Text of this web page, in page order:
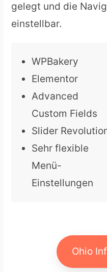
gelegt und die
einstellbar.
WPBakery
Elementor
Advanced
Custom Fields
Slider
Sehr flexible
Menü-
Einstellungen
Ohio